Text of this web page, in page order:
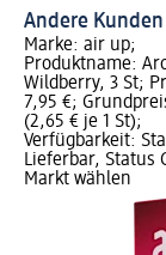
Andere
Marke: air up;
Produktname:
Wildberry, 3 St;
7,95 €;
(2,65 € je 1 St);
Verfügbarkeit:
Lieferbar, Status
Markt wählen